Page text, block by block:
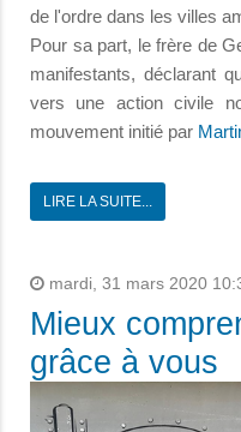
de l'ordre dans les villes
Pour sa part, le frère de
manifestants, déclarant
vers une action civile
mouvement initié par
LIRE LA SUITE...
mardi, 31 mars 2020
Mieux
grâce à vous